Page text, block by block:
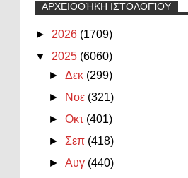
ΑΡΧΕΙΟΘΉΚΗ ΙΣΤΟΛΟΓΊΟΥ
► 2026 (1709)
▼ 2025 (6060)
►Δεκ (299)
►
Νοε (321)
►Οκτ (401)
► Σεπ (418)
►Αυγ (440)